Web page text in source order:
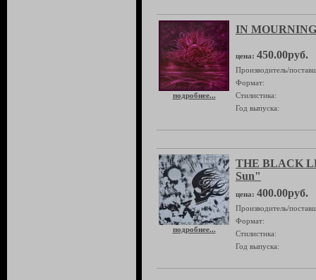
подробнее...
IN
цена: 450.00руб.
Производитель/
Формат:
Стилистика:
Год выпуска:
подробнее...
THE BLACK
Sun"
цена: 400.00руб.
Производитель/
Формат:
Стилистика:
Год выпуска: